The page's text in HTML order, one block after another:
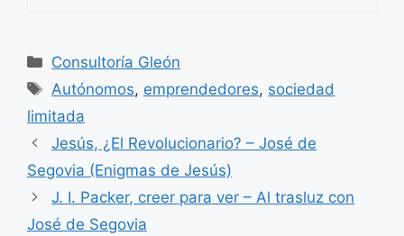
Categorías
Consultoría Gleón
Etiquetas
Autónomos, emprendedores, sociedad
limitada
Jesús, ¿El Revolucionario? – José de
Segovia (Enigmas de Jesús)
J. I. Packer, creer para ver – Al trasluz con
José de Segovia